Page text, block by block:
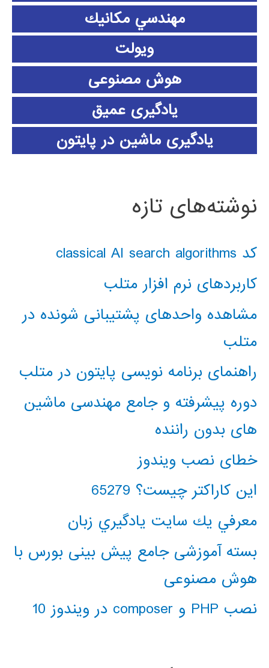
مهندسي مكانيك
ویولت
هوش مصنوعی
یادگیری عمیق
یادگیری ماشین در پایتون
نوشته‌های تازه
کد classical AI search algorithms
کاربردهای نرم افزار متلب
مشاهده واحدهای پشتیبانی شونده در
متلب
راهنمای برنامه نویسی پایتون در متلب
دوره پیشرفته و جامع مهندسی ماشین
های بدون راننده
خطای نصب ویندوز
این کاراکتر چیست؟ 65279
معرفي يك سايت يادگيري زبان
بسته آموزشی جامع پیش بینی بورس با
هوش مصنوعی
نصب PHP و composer در ویندوز 10